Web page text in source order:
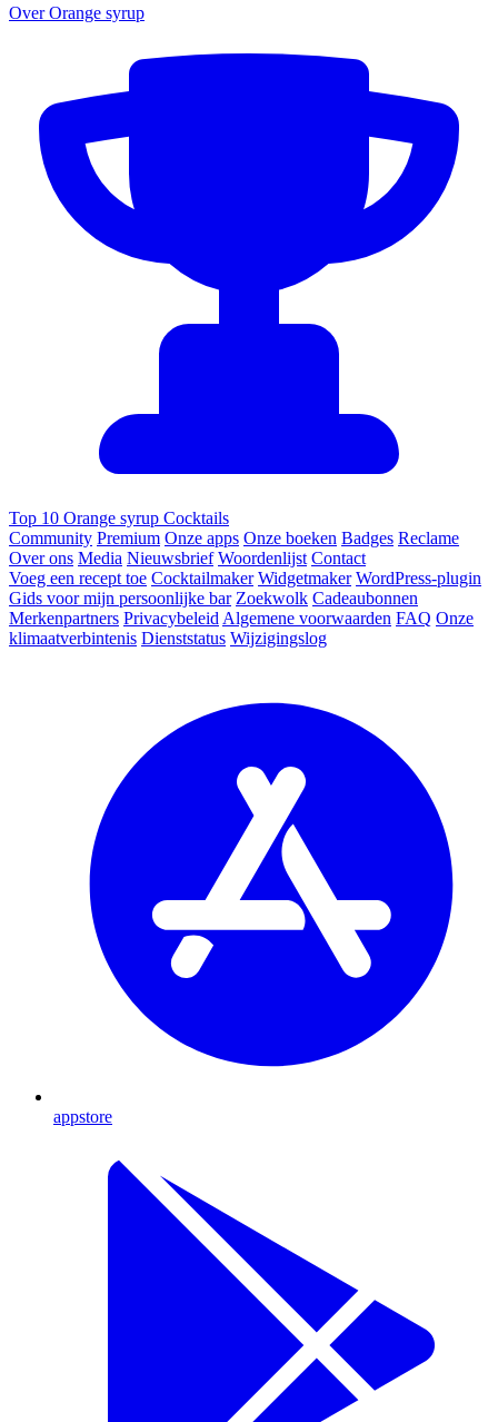
Over Orange syrup
Top 10 Orange syrup Cocktails
Community Premium Onze apps Onze boeken Badges Reclame
Over ons Media Nieuwsbrief Woordenlijst Contact
Voeg een recept toe Cocktailmaker Widgetmaker WordPress-plugin
Gids voor mijn persoonlijke bar Zoekwolk Cadeaubonnen
Merkenpartners Privacybeleid Algemene voorwaarden FAQ Onze
klimaatverbintenis Dienststatus Wijzigingslog
appstore